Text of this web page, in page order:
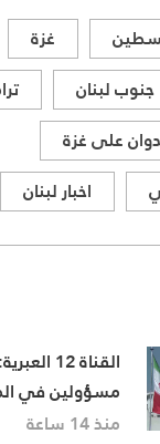
غزة
جنوب لبنان
على غزة
اخبار لبنان
القناة 12
مسؤولين في
خلفية فشل خطة
منذ 14 ساعة